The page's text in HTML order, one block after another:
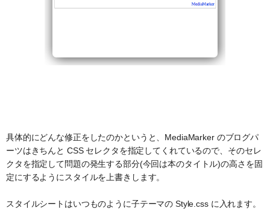
具体的にどんな修正をしたのかというと、MediaMarker のブログパ
ーツはきちんと CSS セレクタを指定してくれているので、そのセレ
クタを指定して問題の発生する部分(今回は本のタイトル)の高さを固
定にするようにスタイルを上書きします。
スタイルシートはいつものように子テーマの Style.css に入れます。